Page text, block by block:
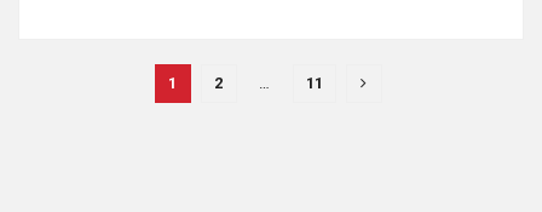
1 2 … 11